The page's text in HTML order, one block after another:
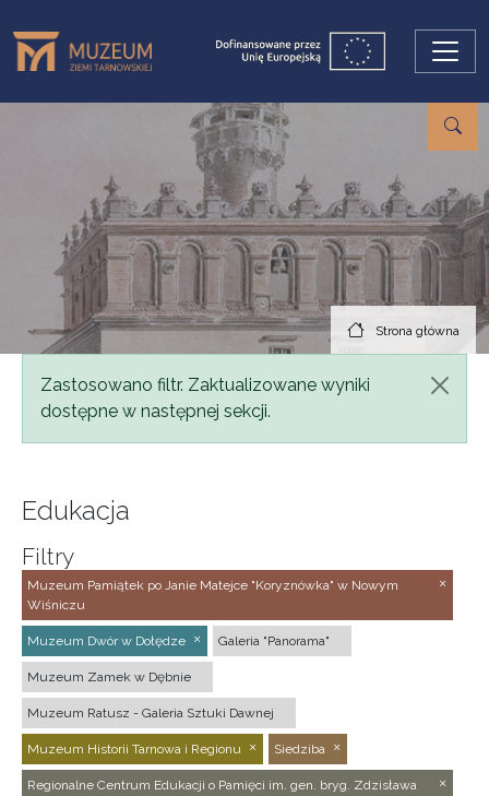
Strona główna
Komunikat
Zastosowano filtr. Zaktualizowane wyniki
dostępne w następnej sekcji.
Edukacja
Filtry
Muzeum Pamiątek po Janie Matejce "Koryznówka" w Nowym
Wiśniczu
Muzeum Dwór w Dołędze Galeria "Panorama"
Muzeum Zamek w Dębnie
Muzeum Ratusz - Galeria Sztuki Dawnej
Muzeum Historii Tarnowa i Regionu Siedziba
Regionalne Centrum Edukacji o Pamięci im. gen. bryg. Zdzisława